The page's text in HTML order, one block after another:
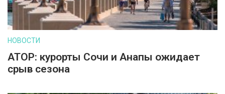
НОВОСТИ
АТОР: курорты Сочи и Анапы ожидает
срыв сезона